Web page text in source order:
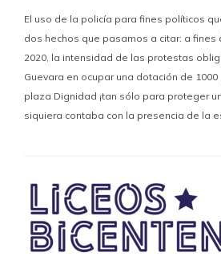
El uso de la policía para fines políticos
dos hechos que pasamos a citar: a fines
2020, la intensidad de las protestas
Guevara en ocupar una dotación de
plaza Dignidad ¡tan sólo para proteger
siquiera contaba con la presencia de la